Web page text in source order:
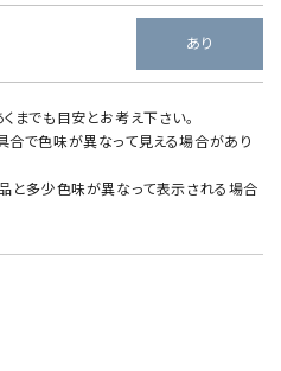
あり
までも目安とお考え下さい。
で色味が異なって見える場合があり
と多少色味が異なって表示される場合